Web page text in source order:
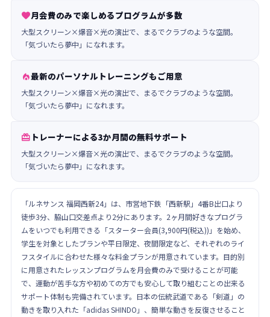
月会費のみで楽しめるプログラムが多数
大型スクリーン×爆音×光の演出で、まるでクラブのような空間。
「気づいたら夢中」になれます。
最新のパーソナルトレーニングもご用意
大型スクリーン×爆音×光の演出で、まるでクラブのような空間。
「気づいたら夢中」になれます。
 トレーナーによる3か月間の無料サポート
大型スクリーン×爆音×光の演出で、まるでクラブのような空間。
「気づいたら夢中」になれます。
「ルネサンス 福岡西新24」は、市営地下鉄「西新駅」4番B出口より
徒歩3分、脇山口交差点より2分にあります。2ヶ月間好きなプログラ
ムをいつでも利用できる「スターター会員(3,900円(税込))」を始め、
学生を対象としたプランや平日限定、夜間限定など、それぞれのライ
フスタイルに合わせた様々な料金プランが用意されています。目的別
に用意されたレッスンプログラムを月会費のみで受けることが可能
で、運動が苦手な方や初めての方でも安心して取り組むことの出来る
サポート体制も完備されています。日本の伝統武道である「剣道」の
動きを取り入れた「adidas SHINDO」、簡単な動きを反復させること